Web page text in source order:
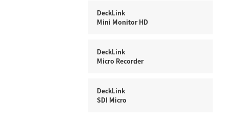
DeckLink
Mini Monitor HD
DeckLink
Micro Recorder
DeckLink
SDI Micro